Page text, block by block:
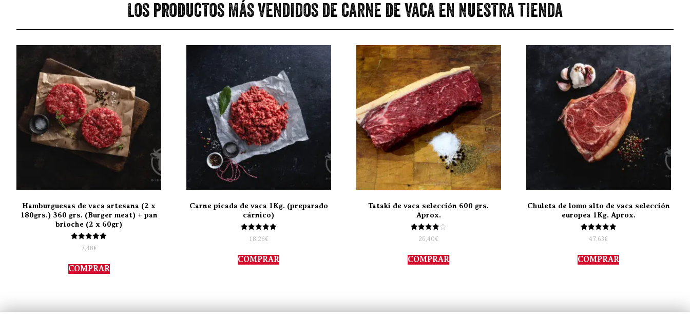
Los productos más vendidos de carne de vaca en nuestra tienda
Hamburguesas de vaca artesana (2 x
180grs.) 360 grs. (Burger meat) + pan
brioche (2 x 60gr)
Valorado
con
de 5
7,48€
COMPRAR
Carne picada de vaca 1Kg. (preparado
cárnico)
Valorado
con
de 5
18,26€
COMPRAR
Tataki de vaca selección 600 grs.
Aprox.
Valorado
con
de 5
26,40€
COMPRAR
Chuleta de lomo alto de vaca selección
europea 1Kg. Aprox.
Valorado
con
de 5
47,63€
COMPRAR